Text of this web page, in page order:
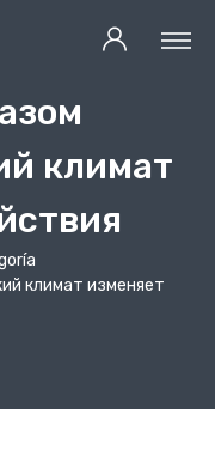
климат
климат изменяет